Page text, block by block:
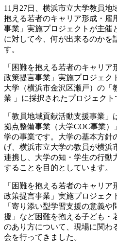
11月27日、横浜市立大学教員
抱える若者のキャリア形成・
事業」実施プロジェクトが主催
に対して今、何が出来るのかを
す。
「困難を抱える若者のキャリア
政策提言事業」実施プロジェク
大学（横浜市金沢区瀬戸）の「
業 」に採択されたプロジェクト
「教員地域貢献活動支援事業
拠点整備事業（大学COC事業
学の事業です。大学の基本方針
げ、横浜市立大学の教員が横浜
連携し、大学の知・学生の行動
することを目的としています。
「困難を抱える若者のキャリア
政策提言事業」実施プロジェク
「寄り添い型学習支援の意義
援」など困難を抱える子ども・
のあり方について、現場に関わ
会を行ってきました。